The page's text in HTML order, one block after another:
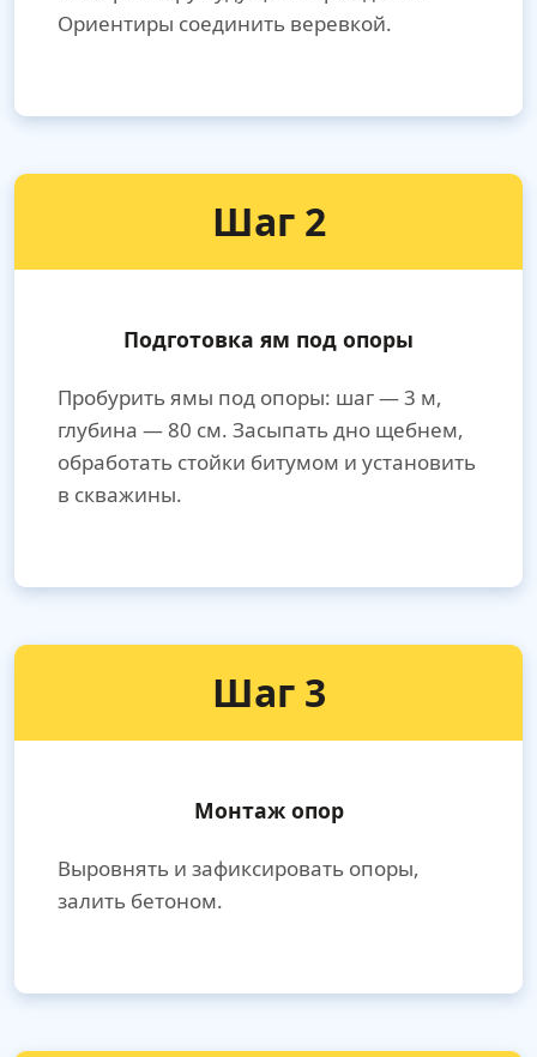
Ориентиры соединить веревкой.
Шаг 2
Подготовка ям под опоры
Пробурить ямы под опоры: шаг — 3 м,
глубина — 80 см. Засыпать дно щебнем,
обработать стойки битумом и установить
в скважины.
Шаг 3
Монтаж опор
Выровнять и зафиксировать опоры,
залить бетоном.